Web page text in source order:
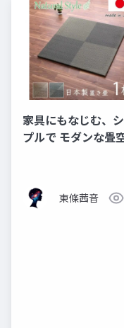
家具にもなじむ、
プルで モダンな畳
東條茜音